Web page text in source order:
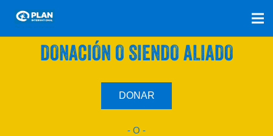
SÚMATE A NUESTRO PLAN CON UNA
DONACIÓN O SIENDO ALIADO
DONAR
- O -